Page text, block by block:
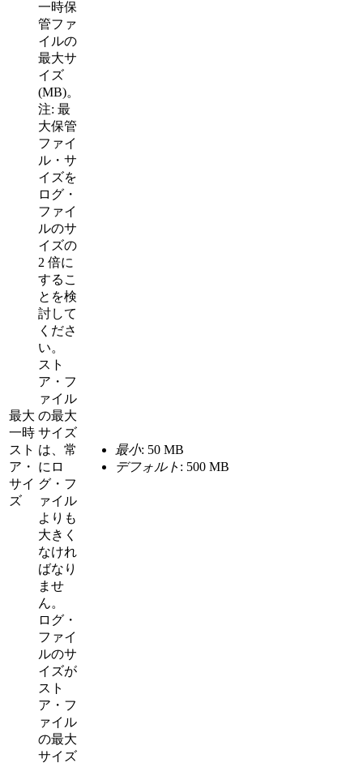
最大
一時
スト
ア・
サイ
ズ
一時保
管ファ
イルの
最大サ
イズ
(MB)。
注: 最
大保管
ファイ
ル・サ
イズを
ログ・
ファイ
ルのサ
イズの
2 倍に
するこ
とを検
討して
くださ
い。
スト
ア・フ
ァイル
の最大
サイズ
は、常
にロ
グ・フ
ァイル
よりも
大きく
なけれ
ばなり
ませ
ん。
ログ・
ファイ
ルのサ
イズが
スト
ア・フ
ァイル
の最大
サイズ
最小: 50 MB
デフォルト : 500 MB